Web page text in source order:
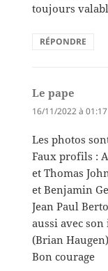
toujours
RÉPONDRE
Le pape
16/11/2022 à 01:17
Les photos
Faux profils :
et Thomas
et Benjamin
Jean Paul
aussi avec
(Brian Haugen)
Bon courage